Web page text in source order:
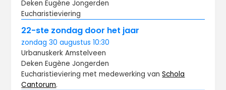
Deken Eugène Jongerden
Eucharistieviering
22-ste zondag door het jaar
zondag 30 augustus10:30
Urbanuskerk Amstelveen
Deken Eugène Jongerden
Eucharistieviering met medewerking vanSchola
Cantorum.